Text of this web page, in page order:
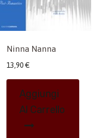
Ninna Nanna
13,90 €
Aggiungi
Al Carrello